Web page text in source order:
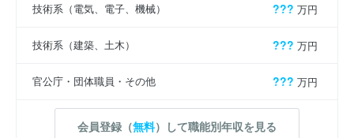
技術系（電気、電子、機械） ??? 万円
技術系（建築、土木） ??? 万円
官公庁・団体職員・その他 ??? 万円
会員登録（無料）して職能別年収を見る